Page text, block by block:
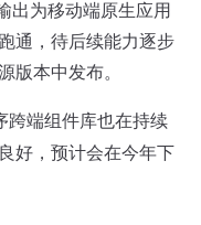
出为移动端原生应用
通，待后续能力逐步
版本中发布。
跨端组件库也在持续
好，预计会在今年下